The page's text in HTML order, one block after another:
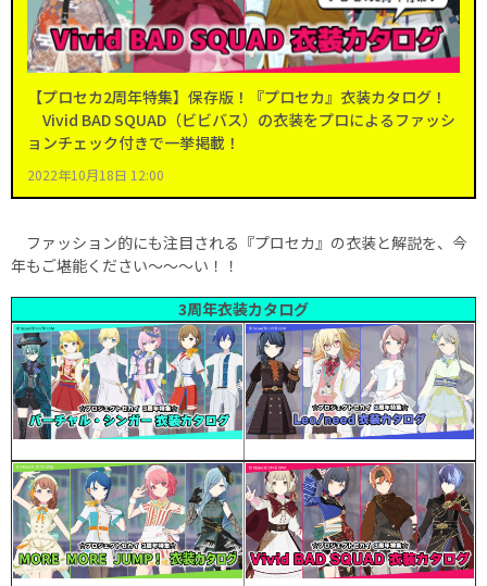
【プロセカ2周年特集】保存版！『プロセカ』衣装カタログ！
Vivid BAD SQUAD（ビビバス）の衣装をプロによるファッシ
ョンチェック付きで一挙掲載！
2022年10月18日 12:00
ファッション的にも注目される『プロセカ』の衣装と解説を、今
年もご堪能ください～～～い！！
3周年衣装カタログ